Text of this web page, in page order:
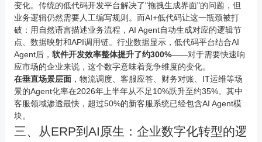
变化。传统的低代码开发平台解决了"拖拽生成界面"的问题，但
业务逻辑仍然需要人工编写规则。而AI+低代码让这一瓶颈被打
破：用自然语言描述业务流程，AI Agent自动生成对应的逻辑节
点、数据映射和API调用链。行业数据显示，低代码平台结合AI
Agent后， 软件开发效率整体提升了约300%——对于需要快速响
应市场的企业来说，这个数字意味着竞争维度的变化。
在垂直场景层面，物流调度、客服应答、财务对账、IT运维等场
景的Agent化率在2026年上半年从不足10%跃升至约35%。其中
客服领域渗透最快，超过50%的新客服系统已经包含AI Agent模
块。
三、从ERP到AI原生：企业数字化转型的逻